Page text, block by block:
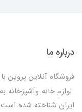
درباره ما
لوازم خانه وآشپزخانه
ایران شناخته شده